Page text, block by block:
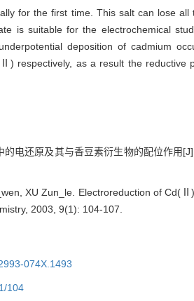
for the first time. This salt can lose
is suitable for the electrochemical
deposition of cadmium
respectively, as a result the
电还原及其与香豆素衍生物的配位作用
XU Zun_le. Electroreduction of
2003, 9(1): 104-107.
074X.1493
104